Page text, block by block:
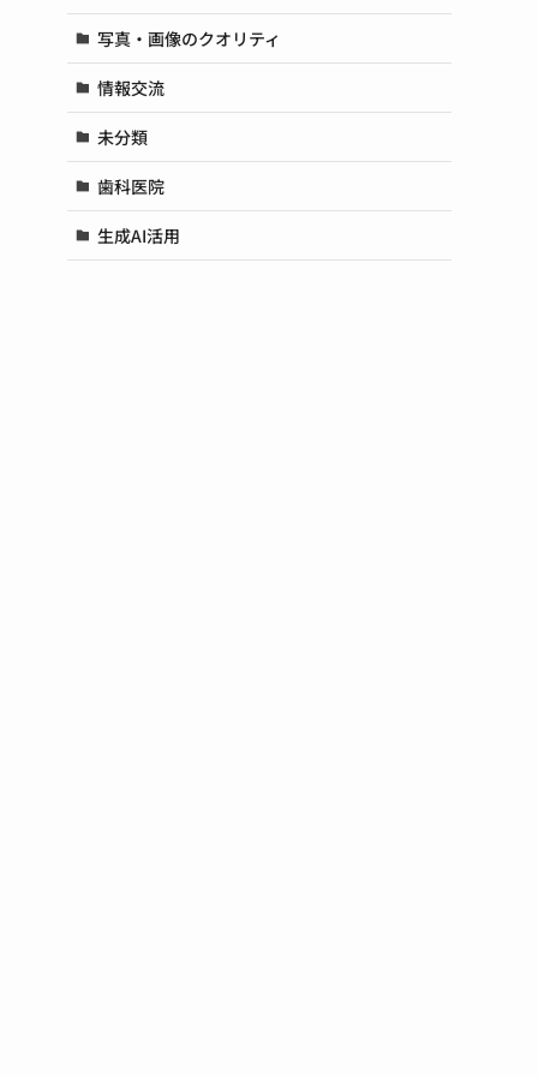
写真・画像のクオリティ
情報交流
未分類
歯科医院
生成AI活用